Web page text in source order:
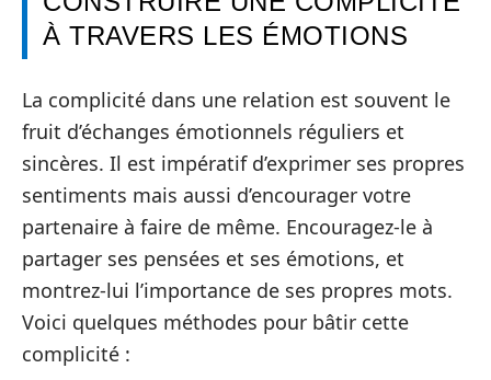
À TRAVERS LES ÉMOTIONS
La complicité dans une relation est souvent le
fruit d’échanges émotionnels réguliers et
sincères. Il est impératif d’exprimer ses propres
sentiments mais aussi d’encourager votre
partenaire à faire de même. Encouragez-le à
partager ses pensées et ses émotions, et
montrez-lui l’importance de ses propres mots.
Voici quelques méthodes pour bâtir cette
complicité :